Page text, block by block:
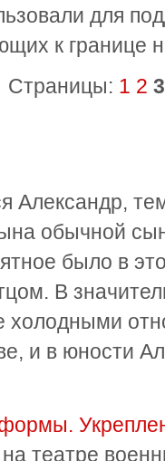
для
к границе
Страницы: 1 2 3
Александр,
обычной
было в
В
холодными
и в юности
театре